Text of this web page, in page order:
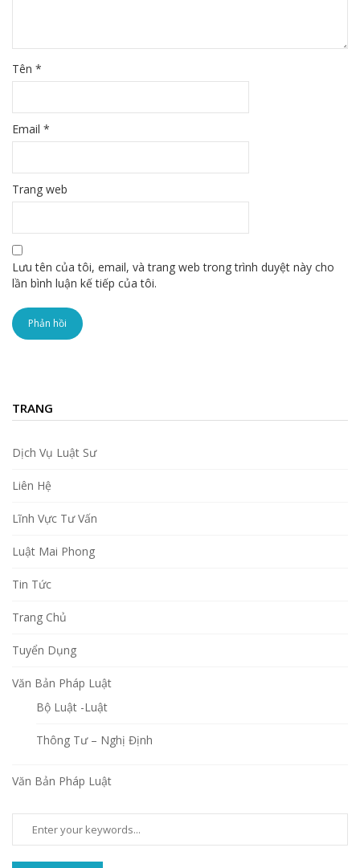
Tên *
Email *
Trang web
Lưu tên của tôi, email, và trang web trong trình duyệt này cho
lần bình luận kế tiếp của tôi.
TRANG
Dịch Vụ Luật Sư
Liên Hệ
Lĩnh Vực Tư Vấn
Luật Mai Phong
Tin Tức
Trang Chủ
Tuyển Dụng
Văn Bản Pháp Luật
Bộ Luật -Luật
Thông Tư – Nghị Định
Văn Bản Pháp Luật